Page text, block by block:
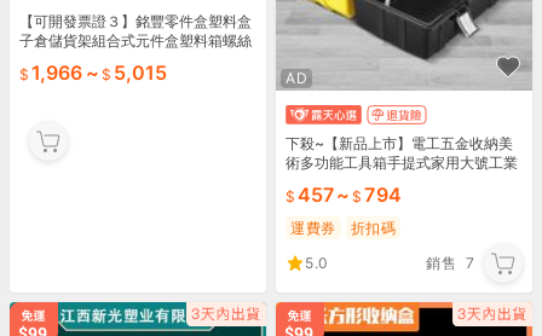
【可開發票證３】銘豐零件盒塑料盒
子倉儲貨架組合式元件盒塑料箱螺絲
1,966 ~ 5,015 AD
下殺~【新品上市】電工五金收納美
術多功能工具箱手提式家用大號工業
457~ 794
運費券
折扣碼
5.0
銷售 7